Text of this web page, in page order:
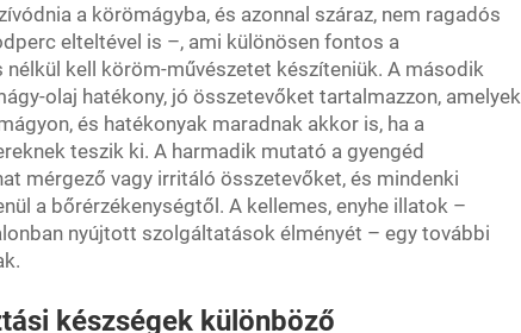
a körömágyba, és azonnal száraz, nem ragadós
elteltével is –, ami különösen fontos a
kell köröm-művészetet készíteniük. A második
olaj hatékony, jó összetevőket tartalmazzon, amelyek
és hatékonyak maradnak akkor is, ha a
teszik ki. A harmadik mutató a gyengéd
mérgező vagy irritáló összetevőket, és mindenki
a bőrérzékenységtől. A kellemes, enyhe illatok –
nyújtott szolgáltatások élményét – egy további
készségek különböző